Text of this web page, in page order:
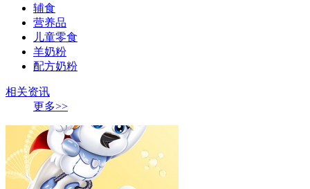
辅食
营养品
儿童零食
羊奶粉
配方奶粉
相关资讯
更多>>